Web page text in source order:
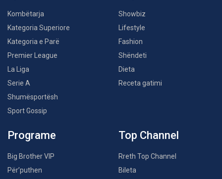
Kombëtarja
Kategoria Superiore
Kategoria e Parë
Premier League
La Liga
Serie A
Shumësportësh
Sport Gossip
Showbiz
Lifestyle
Fashion
Shëndeti
Dieta
Receta gatimi
Programe
Big Brother VIP
Për’puthen
Top Channel
Rreth Top Channel
Bileta